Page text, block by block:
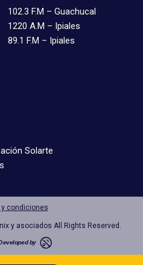
102.3 F.M – Guachucal
1220 A.M – Ipiales
89.1 F.M – Ipiales
Solarte
condiciones
y asociados All Rights Reserved.